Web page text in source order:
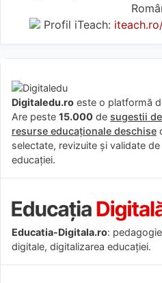
Profil iTeach:
Digitaledu.ro este o platformă
Are peste 15.000 de sugestii
resurse educaționale deschise
selectate, revizuite și validate
educației.
Educatia-Digitala.ro:
digitale, digitalizarea educației.